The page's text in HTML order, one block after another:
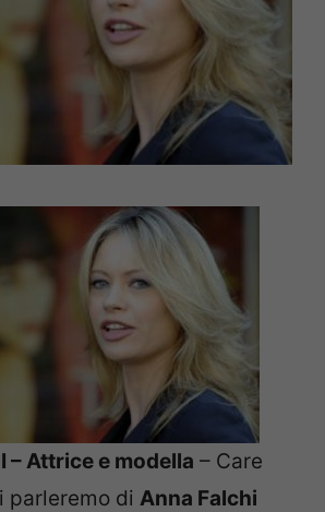
– Attrice e modella – Care
di Anna Falchi